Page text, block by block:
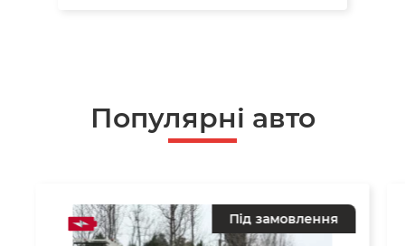
Популярні авто
Під замовлення